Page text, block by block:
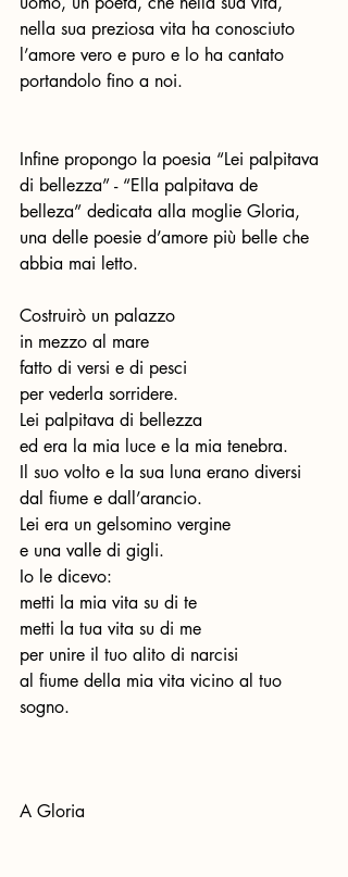
nella sua preziosa vita ha conosciuto
l’amore vero e puro e lo ha cantato
portandolo fino a noi.
Infine propongo la poesia “Lei palpitava
di bellezza” - “Ella palpitava de
belleza” dedicata alla moglie Gloria,
una delle poesie d’amore più belle che
abbia mai letto.
Costruirò un palazzo
in mezzo al mare
fatto di versi e di pesci
per vederla sorridere.
Lei palpitava di bellezza
ed era la mia luce e la mia tenebra.
Il suo volto e la sua luna erano diversi
dal fiume e dall’arancio.
Lei era un gelsomino vergine
e una valle di gigli.
Io le dicevo:
metti la mia vita su di te
metti la tua vita su di me
per unire il tuo alito di narcisi
al fiume della mia vita vicino al tuo
sogno.
A Gloria